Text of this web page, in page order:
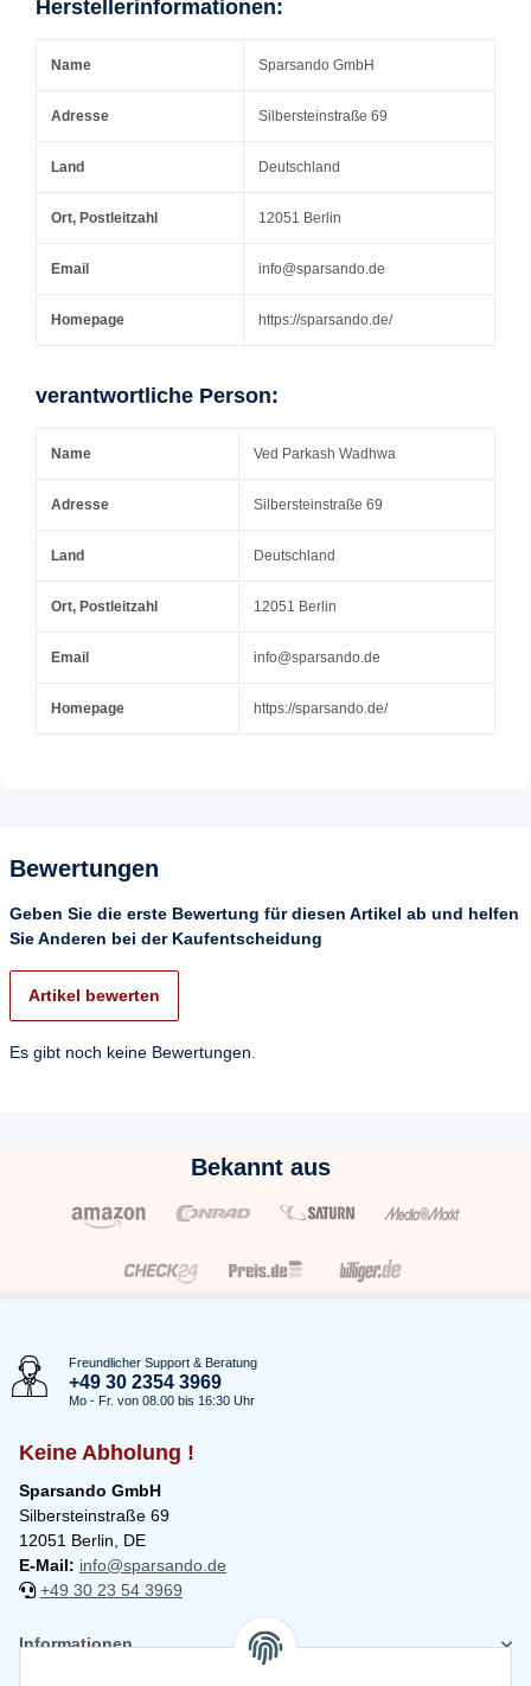
Herstellerinformationen:
Name Sparsando GmbH
Adresse Silbersteinstraße 69
Land Deutschland
Ort, Postleitzahl 12051 Berlin
Email info@sparsando.de
Homepage https://sparsando.de/
verantwortliche Person:
Name Ved Parkash Wadhwa
Adresse Silbersteinstraße 69
Land Deutschland
Ort, Postleitzahl 12051 Berlin
Email info@sparsando.de
Homepage https://sparsando.de/
Bewertungen
Geben Sie die erste Bewertung für diesen Artikel ab und helfen
Sie Anderen bei der Kaufentscheidung
Artikel bewerten
Es gibt noch keine Bewertungen.
Bekannt aus
Freundlicher Support & Beratung
+49 30 2354 3969
Mo - Fr. von 08.00 bis 16:30 Uhr
Keine Abholung !
Sparsando GmbH
Silbersteinstraße 69
12051 Berlin, DE
E-Mail: info@sparsando.de
+49 30 23 54 3969
Informationen